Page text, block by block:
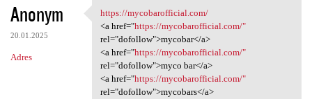
Anonym
20.01.2025
Adres
https://mycobarofficial.com/
https://mycobarofficial.com/
<a href="https://mycobarofficial.com/"
rel="dofollow">mycobar</a>
<a href="https://mycobarofficial.com/"
rel="dofollow">myco bar</a>
<a href="https://mycobarofficial.com/"
rel="dofollow">mycobars</a>